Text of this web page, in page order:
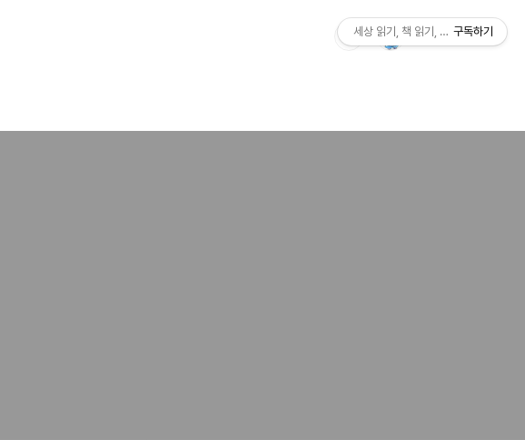
세상 읽기, 책 읽기, 사람살이
구독하기